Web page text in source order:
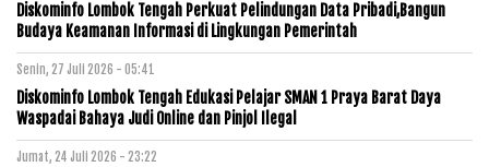
Diskominfo Lombok Tengah Perkuat Pelindungan Data Pribadi,Bangun
Budaya Keamanan Informasi di Lingkungan Pemerintah
Senin, 27 Juli 2026 - 05:41
Diskominfo Lombok Tengah Edukasi Pelajar SMAN 1 Praya Barat Daya
Waspadai Bahaya Judi Online dan Pinjol Ilegal
Jumat, 24 Juli 2026 - 23:22